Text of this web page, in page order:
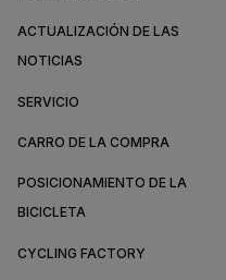
ACTUALIZACIÓN DE LAS
NOTICIAS
SERVICIO
CARRO DE LA COMPRA
POSICIONAMIENTO DE LA
BICICLETA
CYCLING FACTORY